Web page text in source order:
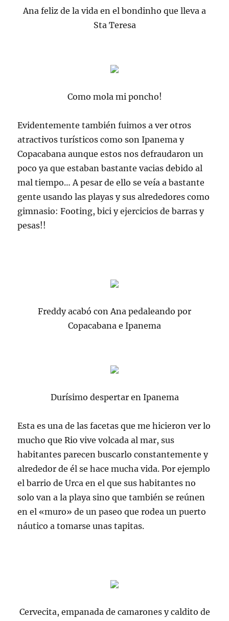
Ana feliz de la vida en el bondinho que lleva a
Sta Teresa
Como mola mi poncho!
Evidentemente también fuimos a ver otros
atractivos turísticos como son Ipanema y
Copacabana aunque estos nos defraudaron un
poco ya que estaban bastante vacias debido al
mal tiempo… A pesar de ello se veía a bastante
gente usando las playas y sus alrededores como
gimnasio: Footing, bici y ejercicios de barras y
pesas!!
Freddy acabó con Ana pedaleando por
Copacabana e Ipanema
Durísimo despertar en Ipanema
Esta es una de las facetas que me hicieron ver lo
mucho que Rio vive volcada al mar, sus
habitantes parecen buscarlo constantemente y
alrededor de él se hace mucha vida. Por ejemplo
el barrio de Urca en el que sus habitantes no
solo van a la playa sino que también se reúnen
en el «muro» de un paseo que rodea un puerto
náutico a tomarse unas tapitas.
Cervecita, empanada de camarones y caldito de